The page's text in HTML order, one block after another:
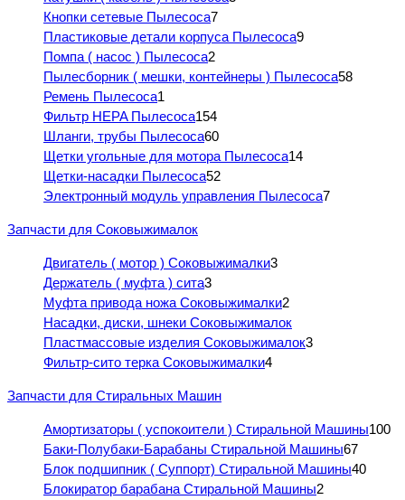
Кнопки сетевые Пылесоса7
Пластиковые детали корпуса Пылесоса9
Помпа ( насос ) Пылесоса2
Пылесборник ( мешки, контейнеры ) Пылесоса58
Ремень Пылесоса1
Фильтр HEPA Пылесоса154
Шланги, трубы Пылесоса60
Щетки угольные для мотора Пылесоса14
Щетки-насадки Пылесоса52
Электронный модуль управления Пылесоса7
Запчасти для Соковыжималок
Двигатель ( мотор ) Соковыжималки3
Держатель ( муфта ) сита3
Муфта привода ножа Соковыжималки2
Насадки, диски, шнеки Соковыжималок
Пластмассовые изделия Соковыжималок3
Фильтр-сито терка Соковыжималки4
Запчасти для Стиральных Машин
Амортизаторы ( успокоители ) Стиральной Машины100
Баки-Полубаки-Барабаны Стиральной Машины67
Блок подшипник ( Суппорт) Стиральной Машины40
Блокиратор барабана Стиральной Машины2